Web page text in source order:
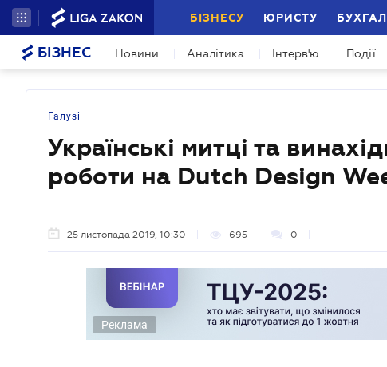
БІЗНЕСУ ЮРИСТУ
БІЗНЕС Новини Аналітика Інтерв'ю Події
Галузі
Українські митці та
роботи на Dutch Design
25 листопада 2019, 10:30 695 0
Реклама